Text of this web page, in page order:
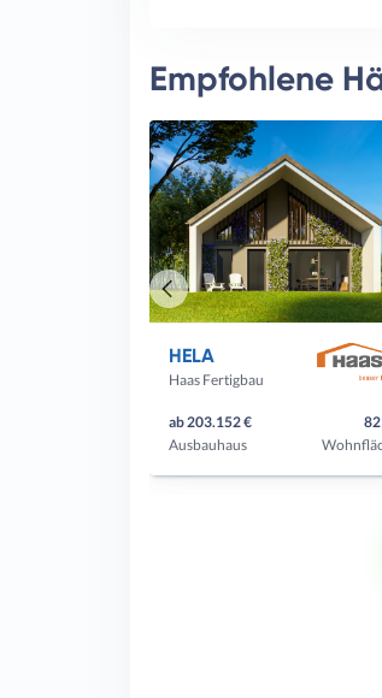
Empfohlene
HELA
Haas Fertigbau
ab 203.152 €
Ausbauhaus
82
Vorheriges